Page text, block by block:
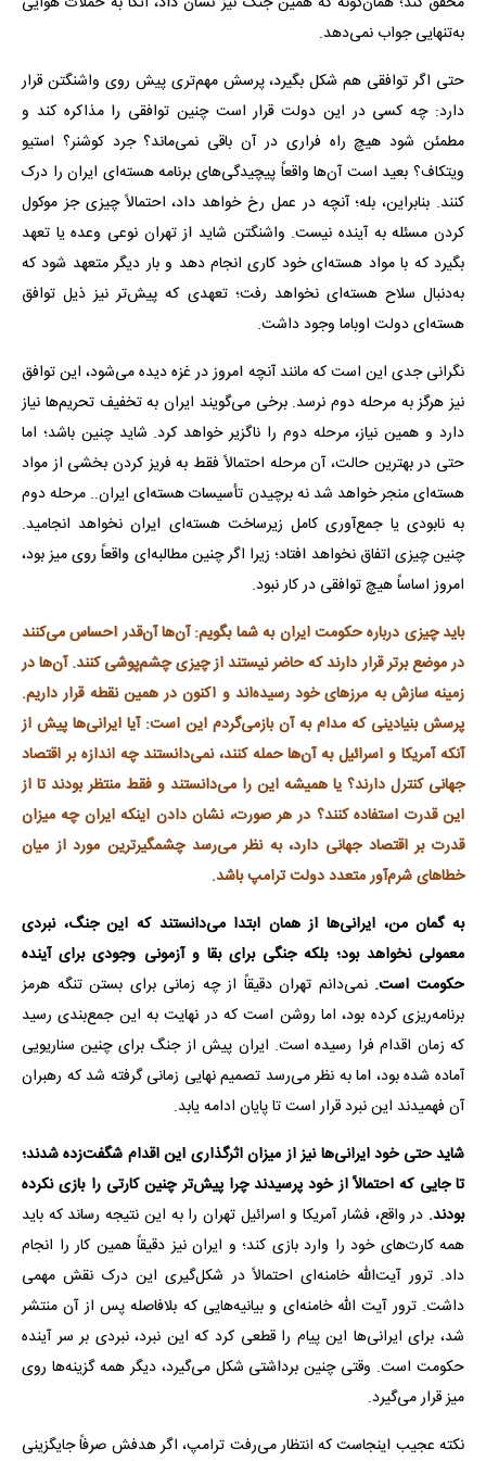
به‌تنهایی جواب نمی‌دهد.
حتی اگر توافقی هم شکل بگیرد، پرسش مهم‌تری پیش روی واشنگتن قرار
دارد: چه کسی در این دولت قرار است چنین توافقی را مذاکره کند و
مطمئن شود هیچ راه فراری در آن باقی نمی‌ماند؟ جرد کوشنر؟ استیو
ویتکاف؟ بعید است آن‌ها واقعاً پیچیدگی‌های برنامه هسته‌ای ایران را درک
کنند. بنابراین، بله؛ آنچه در عمل رخ خواهد داد، احتمالاً چیزی جز موکول
کردن مسئله به آینده نیست. واشنگتن شاید از تهران نوعی وعده یا تعهد
بگیرد که با مواد هسته‌ای خود کاری انجام دهد و بار دیگر متعهد شود که
به‌دنبال سلاح هسته‌ای نخواهد رفت؛ تعهدی که پیش‌تر نیز ذیل توافق
هسته‌ای دولت اوباما وجود داشت.
نگرانی جدی این است که مانند آنچه امروز در غزه دیده می‌شود، این توافق
نیز هرگز به مرحله دوم نرسد. برخی می‌گویند ایران به تخفیف تحریم‌ها نیاز
دارد و همین نیاز، مرحله دوم را ناگزیر خواهد کرد. شاید چنین باشد؛ اما
حتی در بهترین حالت، آن مرحله احتمالاً فقط به فریز کردن بخشی از مواد
هسته‌ای منجر خواهد شد نه برچیدن تأسیسات هسته‌ای ایران.. مرحله دوم
به نابودی یا جمع‌آوری کامل زیرساخت هسته‌ای ایران نخواهد انجامید.
چنین چیزی اتفاق نخواهد افتاد؛ زیرا اگر چنین مطالبه‌ای واقعاً روی میز بود،
امروز اساساً هیچ توافقی در کار نبود.
باید چیزی درباره حکومت ایران به شما بگویم: آن‌ها آن‌قدر احساس می‌کنند
در موضع برتر قرار دارند که حاضر نیستند از چیزی چشم‌پوشی کنند. آن‌ها در
زمینه سازش به مرزهای خود رسیده‌اند و اکنون در همین نقطه قرار داریم.
پرسش بنیادینی که مدام به آن بازمی‌گردم این است: آیا ایرانی‌ها پیش از
آنکه آمریکا و اسرائیل به آن‌ها حمله کنند، نمی‌دانستند چه اندازه بر اقتصاد
جهانی کنترل دارند؟ یا همیشه این را می‌دانستند و فقط منتظر بودند تا از
این قدرت استفاده کنند؟ در هر صورت، نشان دادن اینکه ایران چه میزان
قدرت بر اقتصاد جهانی دارد، به نظر می‌رسد چشمگیرترین مورد از میان
خطاهای شرم‌آور متعدد دولت ترامپ باشد.
به گمان من، ایرانی‌ها از همان ابتدا می‌دانستند که این جنگ، نبردی
معمولی نخواهد بود؛ بلکه جنگی برای بقا و آزمونی وجودی برای آینده
حکومت است. نمی‌دانم تهران دقیقاً از چه زمانی برای بستن تنگه هرمز
برنامه‌ریزی کرده بود، اما روشن است که در نهایت به این جمع‌بندی رسید
که زمان اقدام فرا رسیده است. ایران پیش از جنگ برای چنین سناریویی
آماده شده بود، اما به نظر می‌رسد تصمیم نهایی زمانی گرفته شد که رهبران
آن فهمیدند این نبرد قرار است تا پایان ادامه یابد.
شاید حتی خود ایرانی‌ها نیز از میزان اثرگذاری این اقدام شگفت‌زده شدند؛
تا جایی که احتمالاً از خود پرسیدند چرا پیش‌تر چنین کارتی را بازی نکرده
بودند. در واقع، فشار آمریکا و اسرائیل تهران را به این نتیجه رساند که باید
همه کارت‌های خود را وارد بازی کند؛ و ایران نیز دقیقاً همین کار را انجام
داد. ترور آیت‌الله خامنه‌ای احتمالاً در شکل‌گیری این درک نقش مهمی
داشت. ترور آیت الله خامنه‌ای و بیانیه‌هایی که بلافاصله پس از آن منتشر
شد، برای ایرانی‌ها این پیام را قطعی کرد که این نبرد، نبردی بر سر آینده
حکومت است. وقتی چنین برداشتی شکل می‌گیرد، دیگر همه گزینه‌ها روی
میز قرار می‌گیرد.
نکته عجیب اینجاست که انتظار می‌رفت ترامپ، اگر هدفش صرفاً جایگزینی